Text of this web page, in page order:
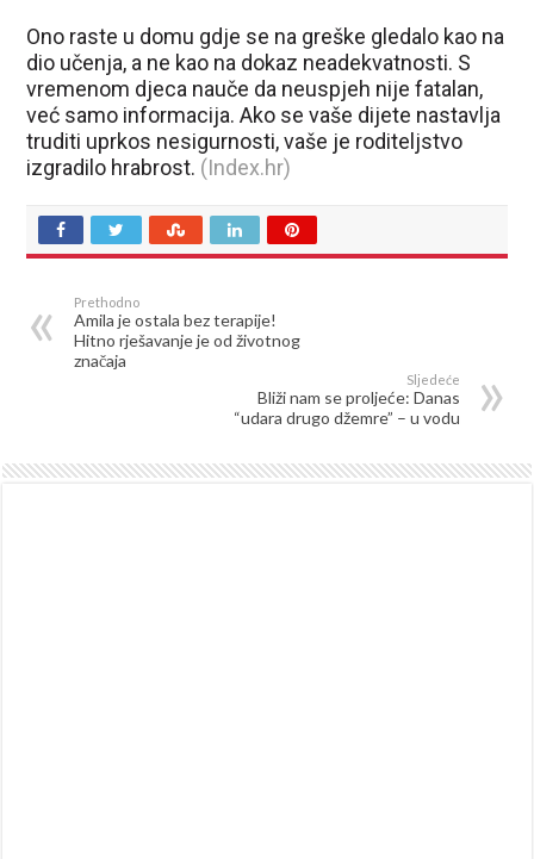
Ono raste u domu gdje se na greške gledalo kao na
dio učenja, a ne kao na dokaz neadekvatnosti. S
vremenom djeca nauče da neuspjeh nije fatalan,
već samo informacija. Ako se vaše dijete nastavlja
truditi uprkos nesigurnosti, vaše je roditeljstvo
izgradilo hrabrost. (Index.hr)
Prethodno
Amila je ostala bez terapije!
Hitno rješavanje je od životnog
značaja
Sljedeće
Bliži nam se proljeće: Danas
“udara drugo džemre” – u vodu